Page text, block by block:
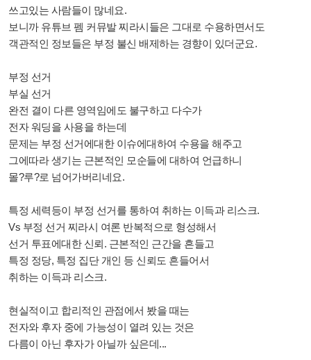
쓰고있는 사람들이 많네요.
보니까 유튜브 펨 커뮤발 찌라시들은 그대로 수용하면서도
객관적인 정보들은 부정 불신 배제하는 경향이 있더군요.
부정 선거
부실 선거
완전 결이 다른 영역임에도 불구하고 다수가
전자 워딩을 사용을 하는데
문제는 부정 선거에대한 이슈에대하여 수용을 해주고
그에따라 생기는 근본적인 모순들에 대하여 언급하니
몰?루?로 넘어가버리네요.
특정 세력등이 부정 선거를 통하여 취하는 이득과 리스크.
Vs 부정 선거 찌라시 여론 반복적으로 형성해서
선거 투표에대한 신뢰. 근본적인 근간을 흔들고
특정 정당, 특정 집단 개인 등 신뢰도 흔들어서
취하는 이득과 리스크.
현실적이고 합리적인 관점에서 봤을 때는
전자와 후자 중에 가능성이 열려 있는 것은
다름이 아닌 후자가 아닐까 싶은데...